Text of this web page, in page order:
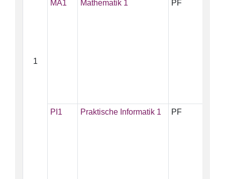
1
MA1 Mathematik 1 PF
PI1 Praktische Informatik 1 PF